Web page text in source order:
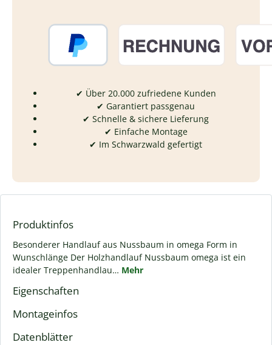
✔ Über 20.000 zufriedene Kunden
✔ Garantiert passgenau
✔ Schnelle & sichere Lieferung
✔ Einfache Montage
✔ Im Schwarzwald gefertigt
Produktinfos
Besonderer Handlauf aus Nussbaum in omega Form in
Wunschlänge Der Holzhandlauf Nussbaum omega ist ein
idealer Treppenhandlau… Mehr
Eigenschaften
Montageinfos
Datenblätter